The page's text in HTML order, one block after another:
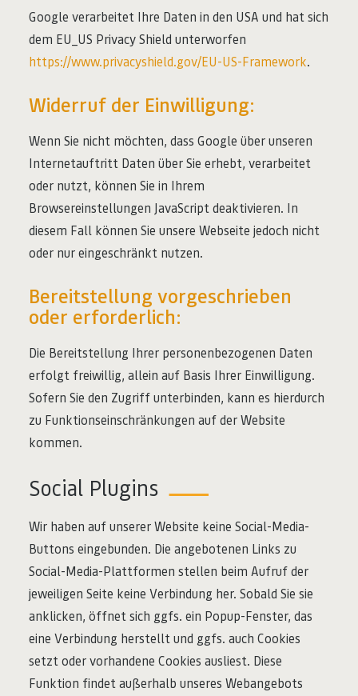
Google verarbeitet Ihre Daten in den USA und hat sich
dem EU_US Privacy Shield unterworfen
https://www.privacyshield.gov/EU-US-Framework.
Widerruf der Einwilligung:
Wenn Sie nicht möchten, dass Google über unseren
Internetauftritt Daten über Sie erhebt, verarbeitet
oder nutzt, können Sie in Ihrem
Browsereinstellungen JavaScript deaktivieren. In
diesem Fall können Sie unsere Webseite jedoch nicht
oder nur eingeschränkt nutzen.
Bereitstellung vorgeschrieben
oder erforderlich:
Die Bereitstellung Ihrer personenbezogenen Daten
erfolgt freiwillig, allein auf Basis Ihrer Einwilligung.
Sofern Sie den Zugriff unterbinden, kann es hierdurch
zu Funktionseinschränkungen auf der Website
kommen.
Social Plugins
Wir haben auf unserer Website keine Social-Media-
Buttons eingebunden. Die angebotenen Links zu
Social-Media-Plattformen stellen beim Aufruf der
jeweiligen Seite keine Verbindung her. Sobald Sie sie
anklicken, öffnet sich ggfs. ein Popup-Fenster, das
eine Verbindung herstellt und ggfs. auch Cookies
setzt oder vorhandene Cookies ausliest. Diese
Funktion findet außerhalb unseres Webangebots